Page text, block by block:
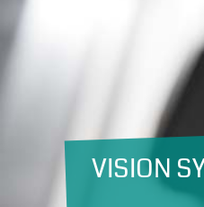
VISION
BELT